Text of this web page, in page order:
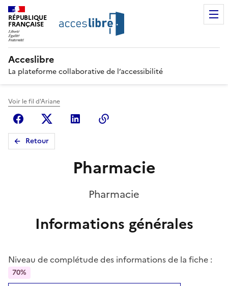
RÉPUBLIQUE
FRANÇAISE
Acceslibre
La plateforme collaborative de l’accessibilité
Voir le fil d'Ariane
FacebookX (anciennement Twitter)
Linkedin
Retour
Pharmacie
Pharmacie
Informations générales
Niveau de complétude des informations de la fiche :
70%